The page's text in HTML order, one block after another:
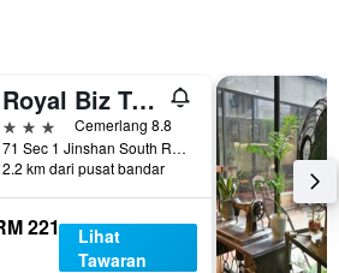
Royal Biz Taipei
3 bintangCemerlang 8.8
71 Sec 1 Jinshan South Road, Taipei, Taiwan
2.2 km dari pusat bandar
221
Lihat
Tawaran